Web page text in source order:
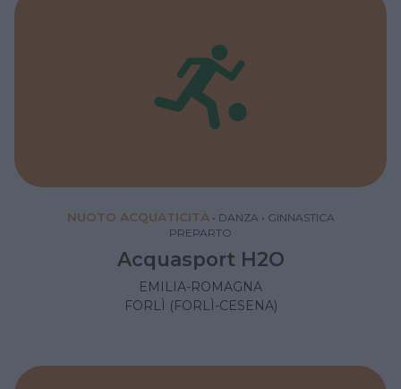
NUOTO ACQUATICITÀ • DANZA • GINNASTICA
PREPARTO
Acquasport H2O
EMILIA-ROMAGNA
FORLÌ (FORLÌ-CESENA)